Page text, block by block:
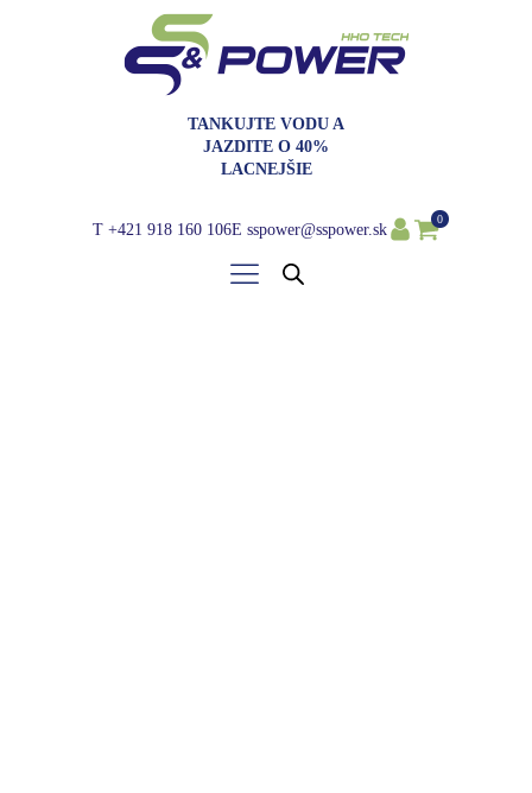
TANKUJTE VODU A
JAZDITE O 40%
LACNEJŠIE
T +421 918 160 106E sspower@sspower.sk
0